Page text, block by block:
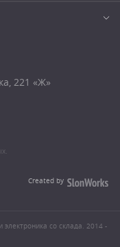
221 «Ж»
Created by
электроника со склада. 2014 -